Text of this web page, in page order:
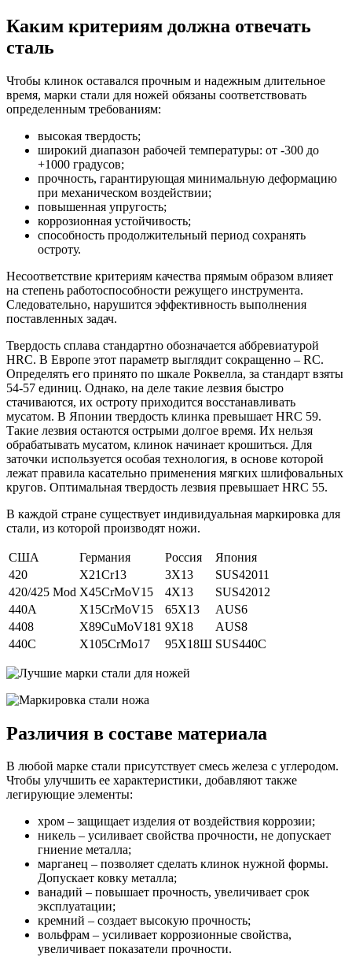
Каким критериям должна отвечать
сталь
Чтобы клинок оставался прочным и надежным длительное
время, марки стали для ножей обязаны соответствовать
определенным требованиям:
высокая твердость;
широкий диапазон рабочей температуры: от -300 до
+1000 градусов;
прочность, гарантирующая минимальную деформацию
при механическом воздействии;
повышенная упругость;
коррозионная устойчивость;
способность продолжительный период сохранять
остроту.
Несоответствие критериям качества прямым образом влияет
на степень работоспособности режущего инструмента.
Следовательно, нарушится эффективность выполнения
поставленных задач.
Твердость сплава стандартно обозначается аббревиатурой
HRC. В Европе этот параметр выглядит сокращенно – RC.
Определять его принято по шкале Роквелла, за стандарт взяты
54-57 единиц. Однако, на деле такие лезвия быстро
стачиваются, их остроту приходится восстанавливать
мусатом. В Японии твердость клинка превышает HRC 59.
Такие лезвия остаются острыми долгое время. Их нельзя
обрабатывать мусатом, клинок начинает крошиться. Для
заточки используется особая технология, в основе которой
лежат правила касательно применения мягких шлифовальных
кругов. Оптимальная твердость лезвия превышает HRC 55.
В каждой стране существует индивидуальная маркировка для
стали, из которой производят ножи.
США Германия Россия
Япония
420
X21Cr13 3X13
SUS42011
420/425 Mod X45CrMoV15 4X13
SUS42012
440A
X15CrMoV15 65X13
AUS6
4408
X89CuMoV181 9X18
AUS8
440C
X105CrMo17 95X18Ш SUS440C
Различия в составе материала
В любой марке стали присутствует смесь железа с углеродом.
Чтобы улучшить ее характеристики, добавляют также
легирующие элементы:
хром – защищает изделия от воздействия коррозии;
никель – усиливает свойства прочности, не допускает
гниение металла;
марганец – позволяет сделать клинок нужной формы.
Допускает ковку металла;
ванадий – повышает прочность, увеличивает срок
эксплуатации;
кремний – создает высокую прочность;
вольфрам – усиливает коррозионные свойства,
увеличивает показатели прочности.